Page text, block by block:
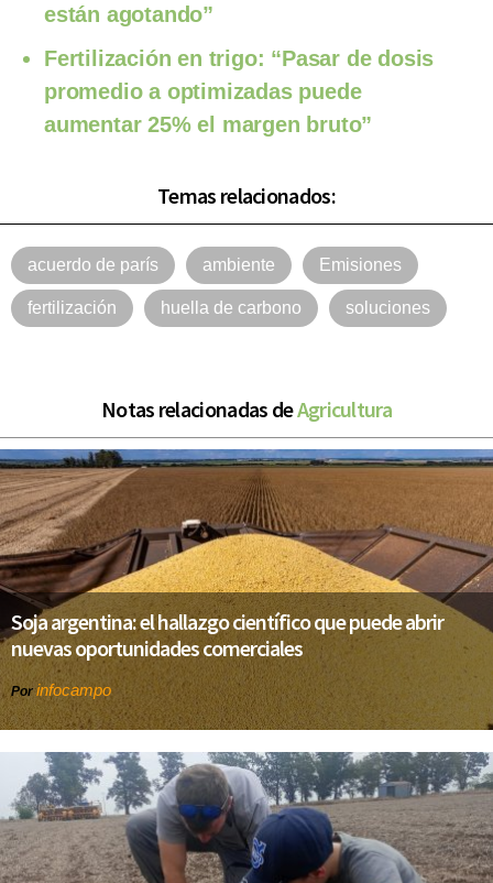
están agotando”
Fertilización en trigo: “Pasar de dosis
promedio a optimizadas puede
aumentar 25% el margen bruto”
Temas relacionados:
acuerdo de parís ambiente Emisiones
fertilización huella de carbono soluciones
Notas relacionadas deAgricultura
Soja argentina: el hallazgo científico que puede abrir
nuevas oportunidades comerciales
Porinfocampo